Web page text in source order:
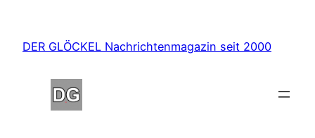
springen
DER GLÖCKEL Nachrichtenmagazin seit 2000